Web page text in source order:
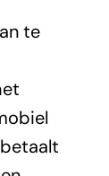
te